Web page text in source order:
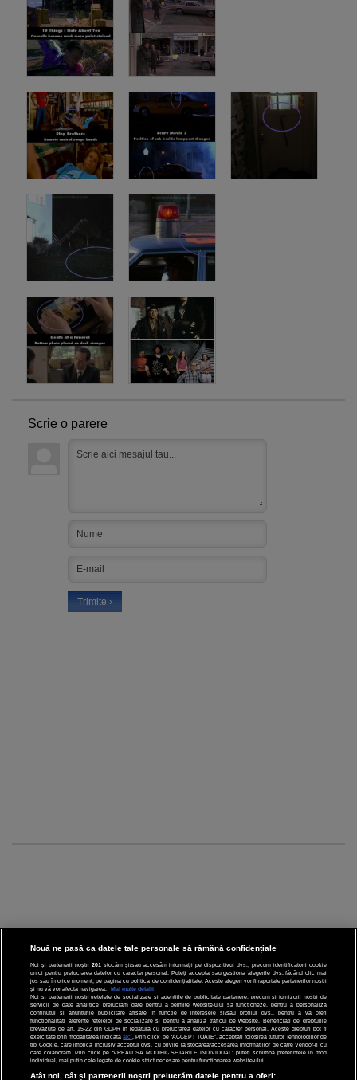
Scrie o parere
CINEMA
DIVERTISMENT
STIRI
TEHNOLOGIE
Nouă ne pasă ca datele tale personale să rămână confidențiale
Noi și partenerii noștri 201 stocăm și/sau accesăm informații pe dispozitivul dvs., precum identificatorii cookie
unici pentru prelucrarea datelor cu caracter personal. Puteți accepta sau gestiona alegerile dvs. făcând clic mai
jos sau în orice moment, pe pagina cu politica de confidențialitate. Aceste alegeri vor fi raportate partenerilor noștri
și nu vă vor afecta navigarea.
Mai multe detalii
Noi si partenerii nostri (retelele de socializare si agentiile de publicitate partenere, precum si furnizorii nostri de
servicii de date analitice) prelucram date pentru a permite website-ului sa functioneze, pentru a personaliza
continutul si anunturile publicitare afisate in functie de interesele si/sau profilul dvs., pentru a va oferi
functionalitati aferente retelelor de socializare si pentru a analiza traficul pe website. Beneficiati de drepturile
prevazute de art. 15-22 din GDPR in legatura cu prelucrarea datelor cu caracter personal. Aceste drepturi pot fi
exercitate prin modalitatea indicataaici . Prin click pe “ACCEPT TOATE”, acceptati folosirea tuturor Tehnologiilor de
tip Cookie, care implica inclusiv acceptul dvs. cu privire la stocarea/accesarea informatiilor de catre Vendor-ii cu
care colaboram. Prin click pe “VREAU SA MODIFIC SETARILE INDIVIDUAL” puteti schimba preferintele in mod
individual, mai putin cele legate de cookie strict necesare pentru functionarea website-ului.
Atât noi, cât și partenerii noștri prelucrăm datele pentru a oferi: